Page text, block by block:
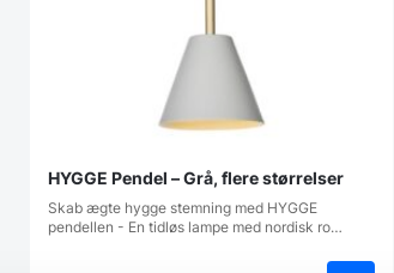
HYGGE Pendel – Grå, flere størrelser
Skab ægte hygge stemning med HYGGE
pendellen - En tidløs lampe med nordisk ro…